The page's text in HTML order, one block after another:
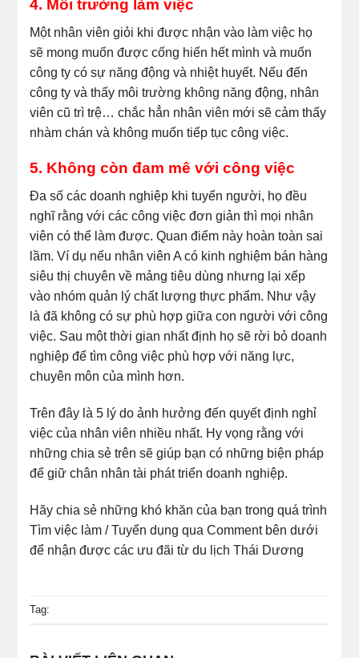
4. Môi trường làm việc
Một nhân viên giỏi khi được nhận vào làm việc họ
sẽ mong muốn được cống hiến hết mình và muốn
công ty có sự năng động và nhiệt huyết. Nếu đến
công ty và thấy môi trường không năng động, nhân
viên cũ trì trệ… chắc hẳn nhân viên mới sẽ cảm thấy
nhàm chán và không muốn tiếp tục công việc.
5. Không còn đam mê với công việc
Đa số các doanh nghiệp khi tuyển người, họ đều
nghĩ rằng với các công việc đơn giản thì mọi nhân
viên có thể làm được. Quan điểm này hoàn toàn sai
lầm. Ví dụ nếu nhân viên A có kinh nghiệm bán hàng
siêu thị chuyên về mảng tiêu dùng nhưng lại xếp
vào nhóm quản lý chất lượng thực phẩm. Như vậy
là đã không có sự phù hợp giữa con người với công
việc. Sau một thời gian nhất định họ sẽ rời bỏ doanh
nghiệp để tìm công việc phù hợp với năng lực,
chuyên môn của mình hơn.
Trên đây là 5 lý do ảnh hưởng đến quyết định nghỉ
việc của nhân viên nhiều nhất. Hy vọng rằng với
những chia sẻ trên sẽ giúp bạn có những biện pháp
để giữ chân nhân tài phát triển doanh nghiệp.
Hãy chia sẻ những khó khăn của bạn trong quá trình
Tìm việc làm / Tuyển dụng qua Comment bên dưới
để nhận được các ưu đãi từ du lịch Thái Dương
Tag: